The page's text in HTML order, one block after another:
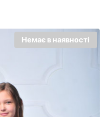
Немає в наявності